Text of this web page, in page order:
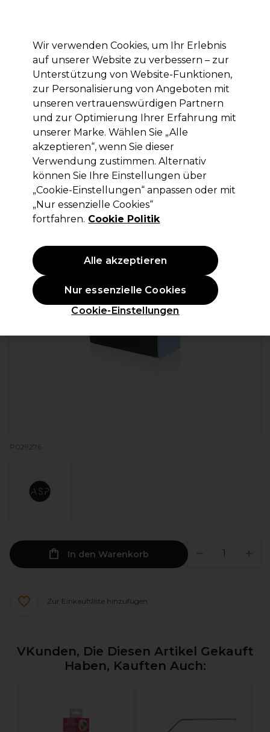
Anmelden
Marken Deals Haare Elektrogeräte Saloneinrichtung
Lieferung und Lieferzeiten
– mehr erfahren
ASP Shiner Block 3 Way
(0)
2,32 €ohne MwSt.(PROFI-PREIS)
2,76 €inkl. MwSt.)
P029276
In den Warenkorb
Zur Einkaufsliste hinzufügen
VKunden, Die Diesen Artikel Gekauft
Haben, Kauften Auch:
Wir verwenden Cookies, um Ihr Erlebnis
auf unserer Website zu verbessern – zur
Unterstützung von Website-Funktionen,
zur Personalisierung von Angeboten mit
unseren vertrauenswürdigen Partnern
und zur Optimierung Ihrer Erfahrung mit
unserer Marke. Wählen Sie „Alle
akzeptieren“, wenn Sie dieser
Verwendung zustimmen. Alternativ
können Sie Ihre Einstellungen über
„Cookie-Einstellungen“ anpassen oder mit
„Nur essenzielle Cookies“
fortfahren. Cookie Politik
Cookie-Einstellungen
Nur essenzielle Cookies
Alle akzeptieren